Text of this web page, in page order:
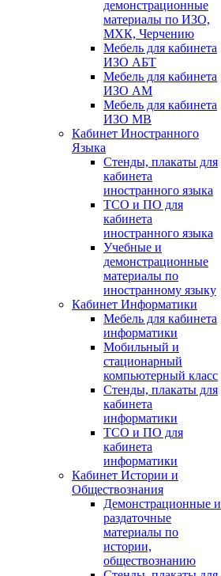
демонстрационные
материалы по ИЗО,
МХК, Черчению
Мебель для кабинета
ИЗО АБТ
Мебель для кабинета
ИЗО АМ
Мебель для кабинета
ИЗО МВ
Кабинет Иностранного
Языка
Стенды, плакаты для
кабинета
иностранного языка
ТСО и ПО для
кабинета
иностранного языка
Учебные и
демонстрационные
материалы по
иностранному языку
Кабинет Информатики
Мебель для кабинета
информатики
Мобильный и
стационарный
компьютерный класс
Стенды, плакаты для
кабинета
информатики
ТСО и ПО для
кабинета
информатики
Кабинет Истории и
Обществознания
Демонстрационные и
раздаточные
материалы по
истории,
обществознанию